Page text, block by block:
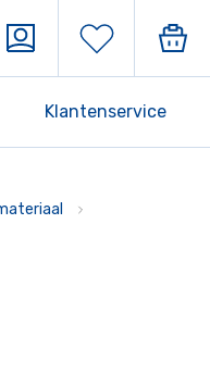
Klantenservice